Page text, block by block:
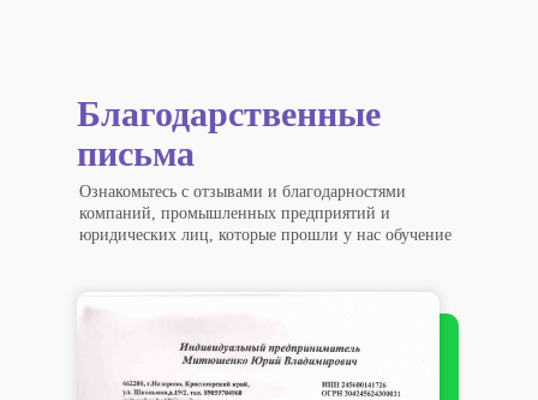
Благодарственные
письма
Ознакомьтесь с отзывами и благодарностями
компаний, промышленных предприятий и
юридических лиц, которые прошли у нас обучение